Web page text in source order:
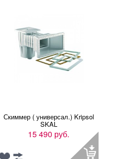
Скиммер ( универсал.) Kripsol
SKAL
15 490 руб.